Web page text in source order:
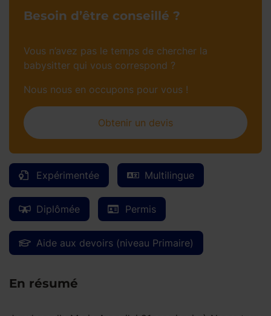
Expérimentée Multilingue
Diplômée Permis
Aide aux devoirs (niveau Primaire)
En résumé
Besoin d’être conseillé ?
Vous n’avez pas le temps de chercher la
babysitter qui vous correspond ?
Nous nous en occupons pour vous !
Obtenir un devis